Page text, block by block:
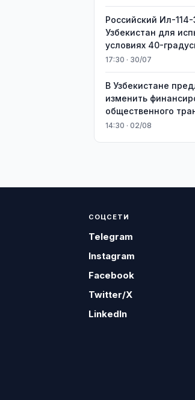
Российский Ил-
Узбекистан для
условиях 40-
17:30 · 30/07
В Узбекистане
изменить
общественного
14:30 · 02/08
СОЦСЕТИ
Telegram
Instagram
Facebook
Twitter/X
LinkedIn